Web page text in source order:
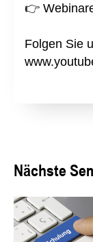
👉
Folgen Sie
Nächste